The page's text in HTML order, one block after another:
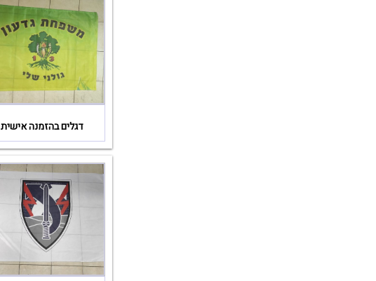
דגלים בהזמנה אישית